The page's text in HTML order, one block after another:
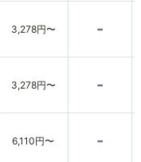
3,278円〜 -
3,278円〜 -
6,110円〜 -